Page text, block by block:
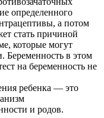
определенного
а потом
стать причиной
которые могут
Беременность в этом
на беременность не
ребенка — это
и родов.